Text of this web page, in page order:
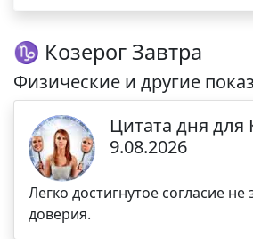
♑ Козерог Завтра
Физические и другие
Цитата дня для
9.08.2026
Легко достигнутое согласие не
доверия.